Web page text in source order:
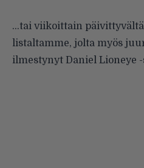
…tai viikoittain päivittyvältä
listaltamme, jolta myös
ilmestynyt Daniel Lioneye